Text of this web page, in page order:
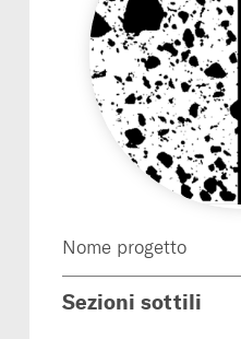
Nome progetto
Sezioni sottili